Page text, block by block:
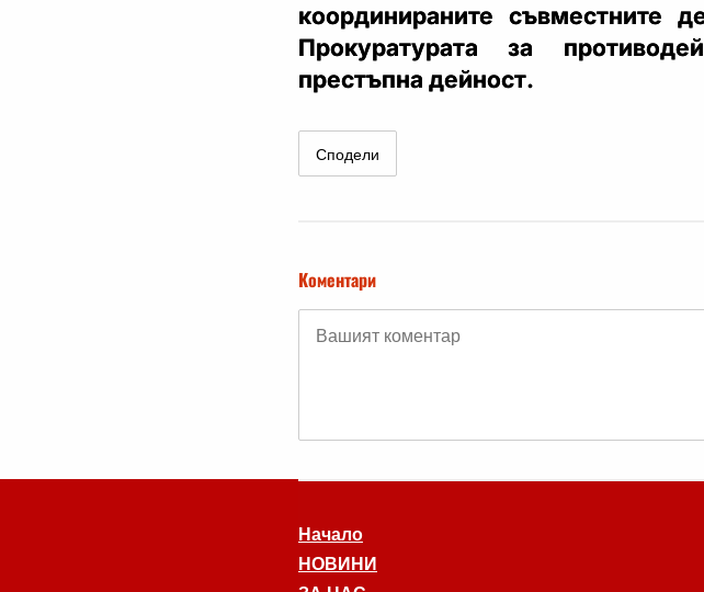
координираните съвместните
Прокуратурата за
престъпна дейност.
Сподели
Коментари
Начало
НОВИНИ